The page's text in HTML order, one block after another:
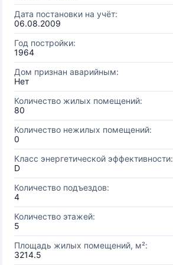
Дата постановки на учёт:
06.08.2009
Год постройки:
1964
Дом признан аварийным:
Нет
Количество жилых помещений:
80
Количество нежилых помещений:
0
Класс энергетической эффективности:
D
Количество подъездов:
4
Количество этажей:
5
Площадь жилых помещений, м²:
3214.5